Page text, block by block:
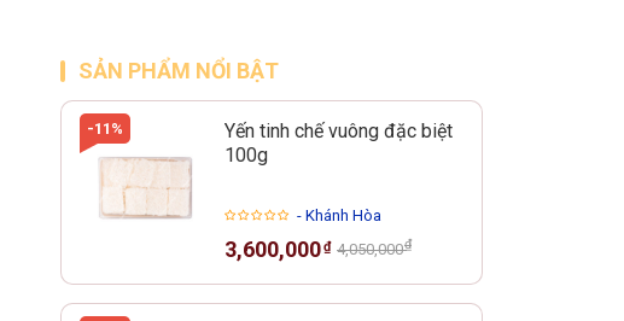
SẢN PHẨM NỔI BẬT
-11%
Yến tinh chế vuông đặc biệt
100g
- Khánh Hòa
3,600,000₫ 4,050,000₫